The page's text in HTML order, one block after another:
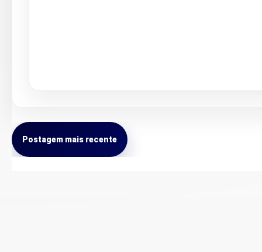
Postagem mais recente